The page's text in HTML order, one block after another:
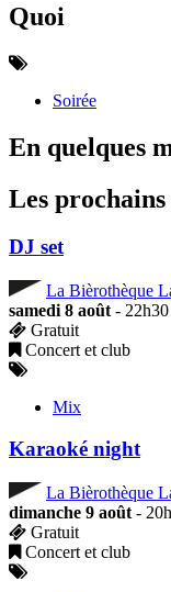
Quoi
Soirée
En quelques
Les prochains
DJ set
La Bièrothèque
samedi 8 août - 22h30
Gratuit
Concert et club
Mix
Karaoké night
La Bièrothèque
dimanche 9 août - 20h
Gratuit
Concert et club